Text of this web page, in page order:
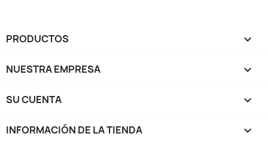
PRODUCTOS 
NUESTRA EMPRESA 
SU CUENTA 
INFORMACIÓN DE LA TIENDA keyboard_arrow_down